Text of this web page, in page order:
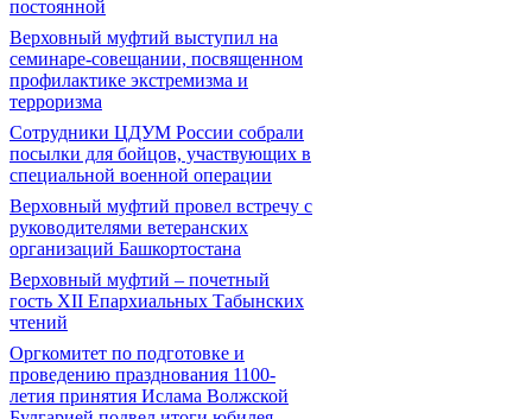
постоянной
Верховный муфтий выступил на
семинаре-совещании, посвященном
профилактике экстремизма и
терроризма
Сотрудники ЦДУМ России собрали
посылки для бойцов, участвующих в
специальной военной операции
Верховный муфтий провел встречу с
руководителями ветеранских
организаций Башкортостана
Верховный муфтий – почетный
гость ХII Епархиальных Табынских
чтений
Оргкомитет по подготовке и
проведению празднования 1100-
летия принятия Ислама Волжской